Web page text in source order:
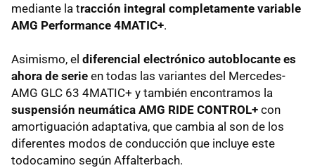
mediante la tracción integral completamente variable
AMG Performance 4MATIC+.
Asimismo, el diferencial electrónico autoblocante es
ahora de serie en todas las variantes del Mercedes-
AMG GLC 63 4MATIC+ y también encontramos la
suspensión neumática AMG RIDE CONTROL+ con
amortiguación adaptativa, que cambia al son de los
diferentes modos de conducción que incluye este
todocamino según Affalterbach.